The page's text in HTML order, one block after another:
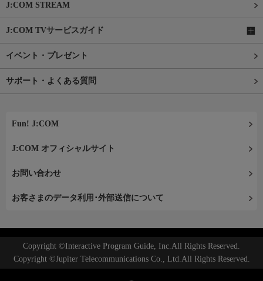
J:COM STREAM
J:COM TVサービスガイド
イベント・プレゼント
サポート・よくある質問
Fun! J:COM
J:COM オフィシャルサイト
お問い合わせ
お客さまのデータ利用･外部送信について
Copyright ©Interactive Program Guide, Inc.All Rights Reserved.
Copyright ©Jupiter Telecommunications Co., Ltd.All Rights Reserved.